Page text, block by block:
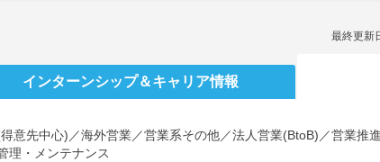
最終更新
インターンシップ＆キャリア情報
意先中心)／海外営業／営業系その他／法人営業(BtoB)／営業推
理・メンテナンス